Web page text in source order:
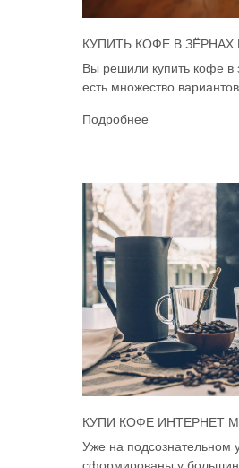
КУПИТЬ КОФЕ В
Вы решили купить кофе в
есть множество вариантов.
Подробнее
КУПИ КОФЕ ИНТЕРНЕТ
Уже на подсознательном